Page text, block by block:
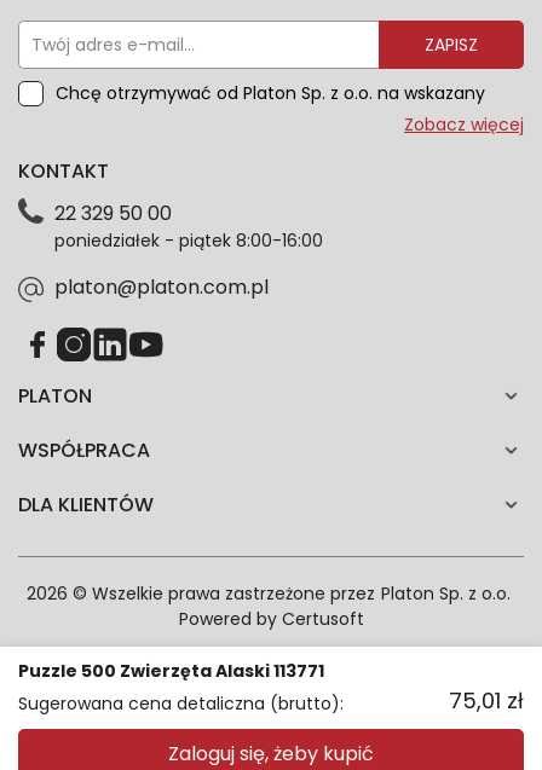
Puzzle 500 Zwierzęta Alaski 113771
Sugerowana cena detaliczna (brutto):
75,01 zł
Zaloguj się, żeby kupić
ZAPISZ
Chcę otrzymywać od Platon Sp. z o.o. na wskazany
przeze mnie adres e-mail informacje marketingowe
dotyczące danych osobowych znajdziesz w naszej
każdym czasie. Wycofanie zgody nie wpłynie na
zgodność z prawem przetwarzania dokonanego przed
Zobacz więcej
PLATON
WSPÓŁPRACA
DLA KLIENTÓW
KONTAKT
22 329 50 00
poniedziałek - piątek 8:00-16:00
platon@platon.com.pl
2026 © Wszelkie prawa zastrzeżone przez Platon Sp. z o.o.
Powered by Certusoft